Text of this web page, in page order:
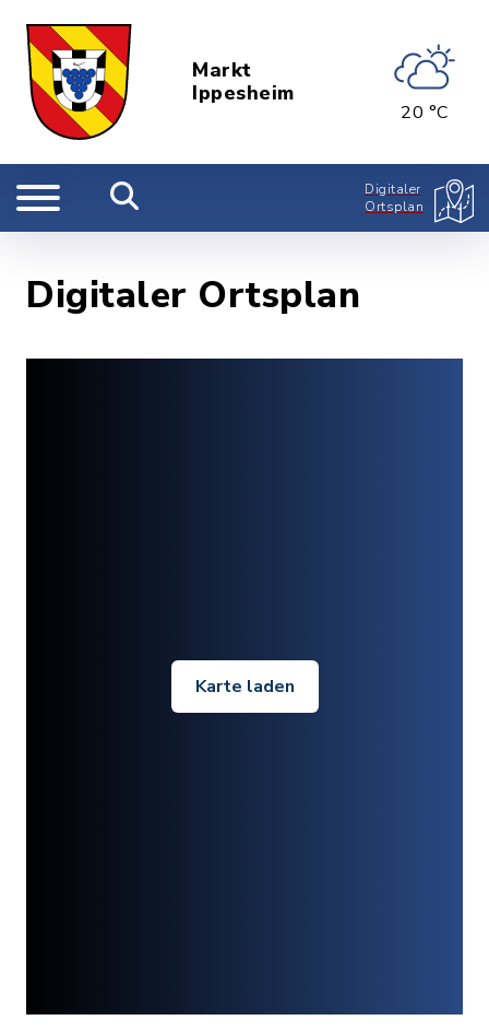
Markt
Ippesheim
20 °C
Digitaler
Ortsplan
Digitaler Ortsplan
Karte laden